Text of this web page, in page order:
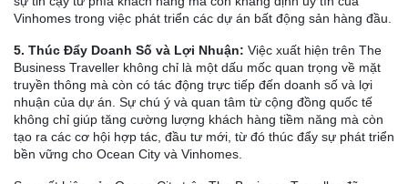
Vinhomes trong việc phát triển các dự án bất động sản hàng đầu.
5. Thúc Đẩy Doanh Số và Lợi Nhuận: Việc xuất hiện trên The
Business Traveller không chỉ là một dấu mốc quan trọng về mặt
truyền thông mà còn có tác động trực tiếp đến doanh số và lợi
nhuận của dự án. Sự chú ý và quan tâm từ cộng đồng quốc tế
không chỉ giúp tăng cường lượng khách hàng tiềm năng mà còn
tạo ra các cơ hội hợp tác, đầu tư mới, từ đó thúc đẩy sự phát triển
bền vững cho Ocean City và Vinhomes.